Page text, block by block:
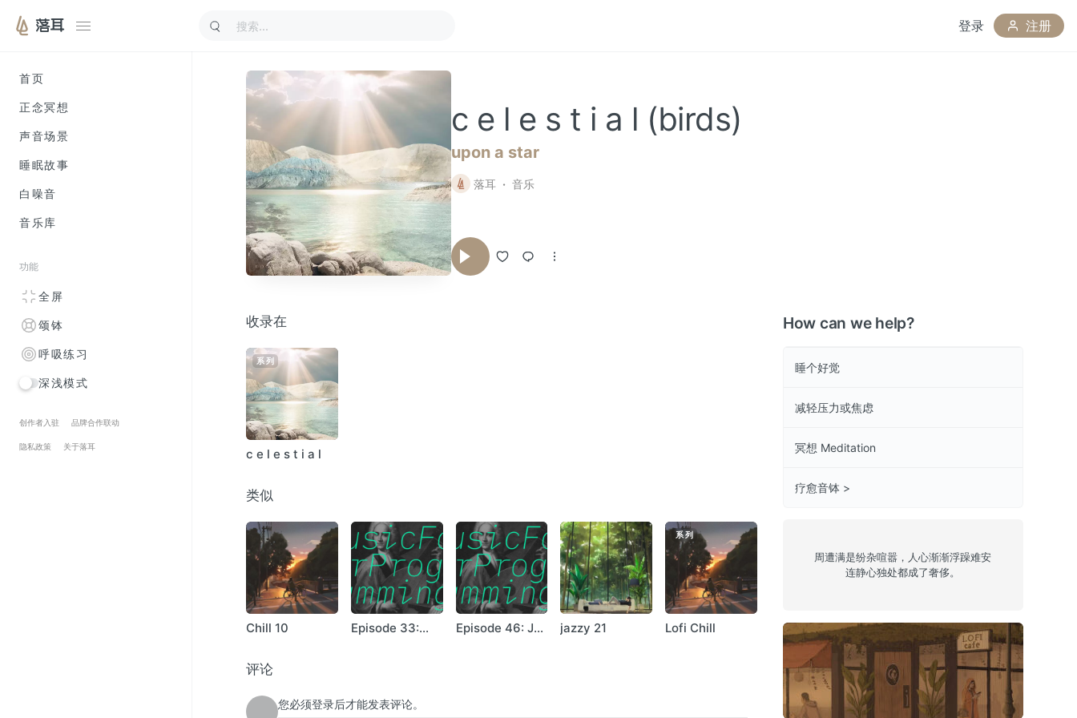
落耳 登录 注册
首页
正念冥想
声音场景
睡眠故事
白噪音
音乐库
功能
全屏
颂钵
呼吸练习
深浅模式
创作者入驻 品牌合作联动
隐私政策 关于落耳
c e l e s t i a l (birds)
upon a star
落耳 音乐
收录在
系列
c e l e s t i a l
类似
Chill 10
Episode 33:
Episode 46: Jo
jazzy 21
系列
Lofi Chill
Episode 24:
RITES
Lofi jazzy
Episode 34:
Chukus
评论
您必须登录后才能发表评论。
How can we help?
睡个好觉
减轻压力或焦虑
冥想 Meditation
疗愈音钵 >
周遭满是纷杂喧嚣，人心渐渐浮躁难安
连静心独处都成了奢侈。
sleepy 1